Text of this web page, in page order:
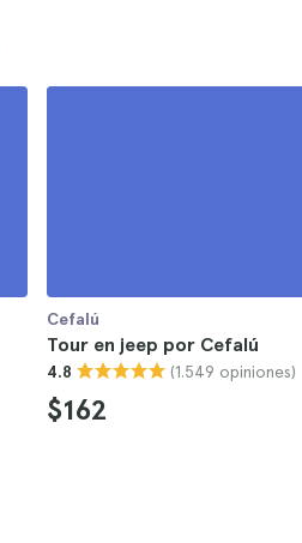
Cefalú
Tour en jeep por Cefalú
4.8 (1.549 opiniones)
$162